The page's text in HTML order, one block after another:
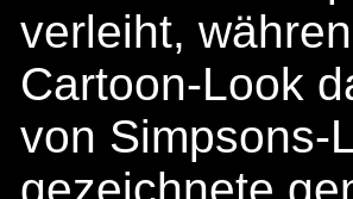
verleiht,
Cartoon-Look
von Simpsons-